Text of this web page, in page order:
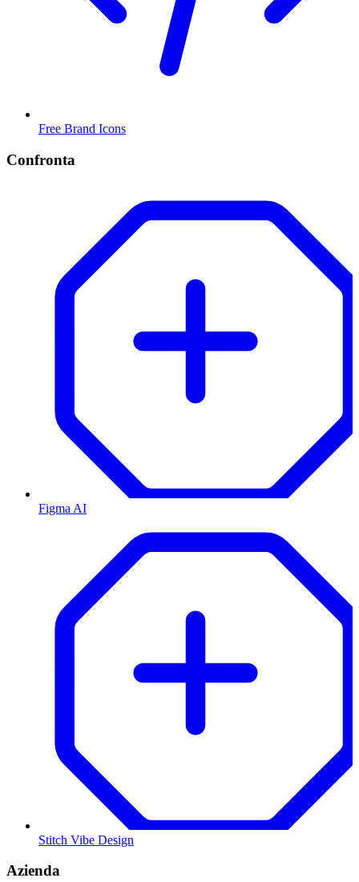
Free Brand Icons
Confronta
Figma AI
Stitch Vibe Design
Azienda